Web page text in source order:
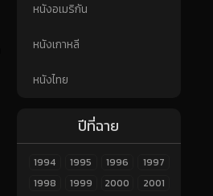
หนังอเมริกัน
หนังเกาหลี
หนังไทย
ปีที่ฉาย
1994 1995 1996
1997
1998
1999 2000
2001